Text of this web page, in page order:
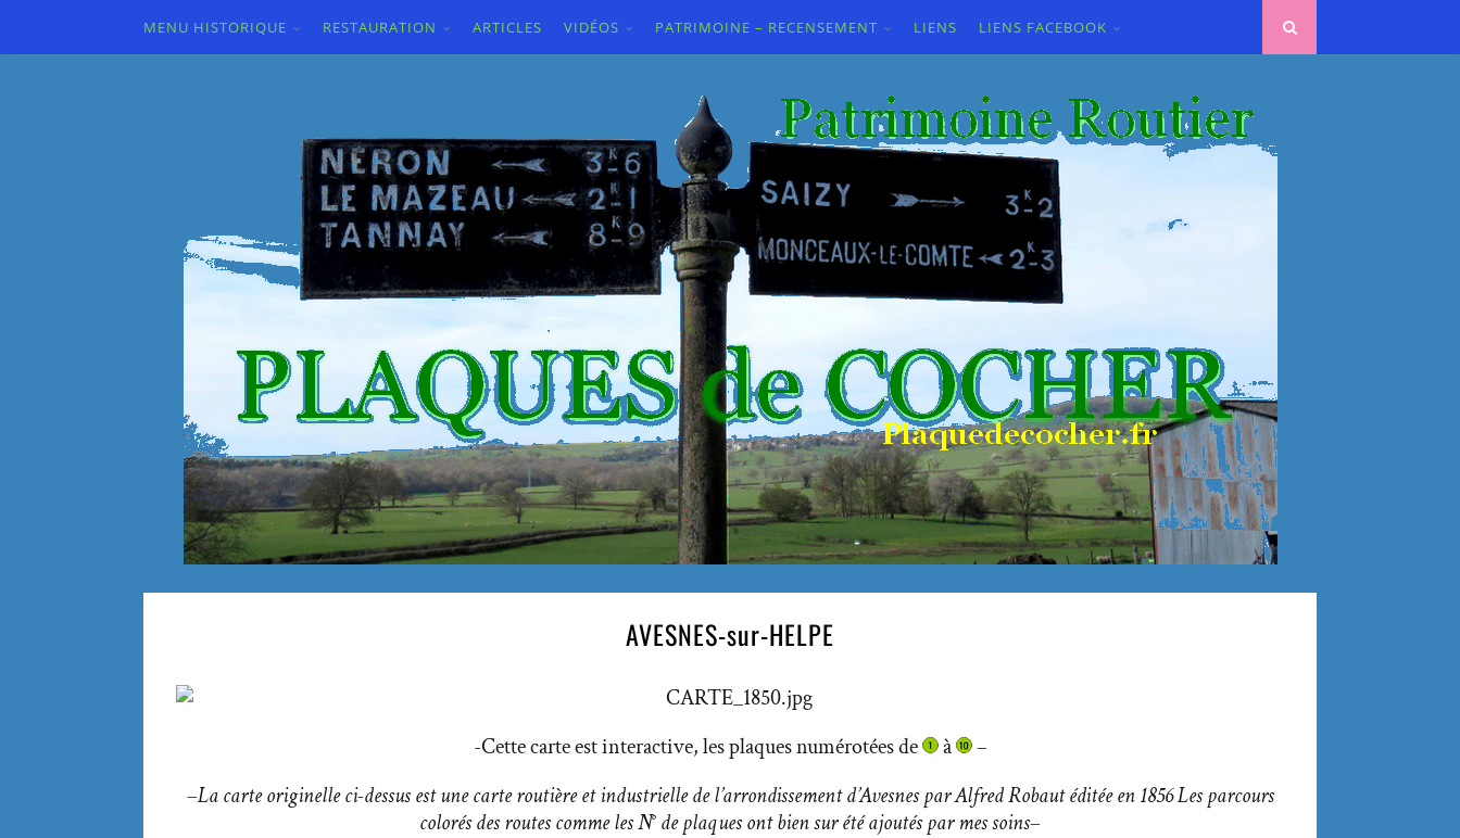
MENU HISTORIQUE RESTAURATION ARTICLES VIDÉOS PATRIMOINE – RECENSEMENT LIENS LIENS FACEBOOK
AVESNES-sur-HELPE
-Cette carte est interactive, les plaques numérotées de à
–
–La carte originelle ci-dessus est une carte routière et industrielle de l’arrondissement d’Avesnes par Alfred Robaut éditée en 1856 Les parcours
colorés des routes comme les N° de plaques ont bien sur été ajoutés par mes soins–